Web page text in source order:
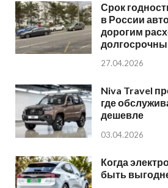
Срок
в России
дорогим
27.04.2026
Niva Travel
где
дешевле
03.04.2026
Когда
быть